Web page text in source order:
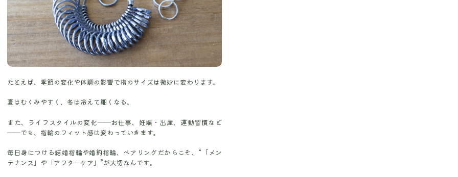
たとえば、季節の変化や体調の影響で指のサイズは微妙に変わります。
夏はむくみやすく、冬は冷えて細くなる。
また、ライフスタイルの変化――お仕事、妊娠・出産、運動習慣など
――でも、指輪のフィット感は変わっていきます。
毎日身につける結婚指輪や婚約指輪、ペアリングだからこそ、“「メン
テナンス」や「アフターケア」”が大切なんです。